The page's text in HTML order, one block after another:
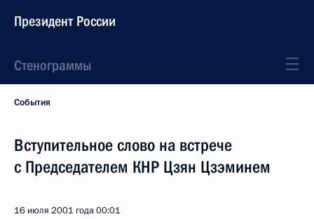
Президент России
Стенограммы
События
Вступительное слово на встрече
с Председателем КНР Цзян Цзэминем
16 июля 2001 года00:01